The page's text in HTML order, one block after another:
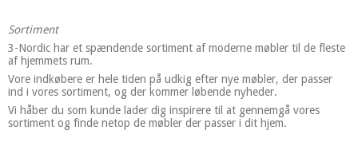
Sortiment
3-Nordic har et spændende sortiment af moderne møbler til de fleste
af hjemmets rum.
Vore indkøbere er hele tiden på udkig efter nye møbler, der passer
ind i vores sortiment, og der kommer løbende nyheder.
Vi håber du som kunde lader dig inspirere til at gennemgå vores
sortiment og finde netop de møbler der passer i dit hjem.